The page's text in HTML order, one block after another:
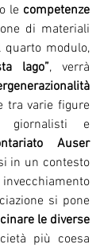
le competenze
di materiali
modulo,
lago”, verrà
tra varie figure
giornalisti e
Auser
in un contesto
si pone
le diverse
più coesa